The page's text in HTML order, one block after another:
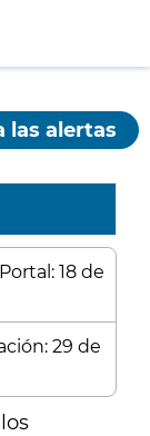
las alertas
18 de
29 de